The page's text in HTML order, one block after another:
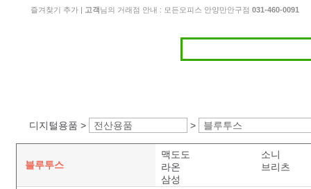
즐겨찾기 추가| 고객님의 거래점 안내 : 모든오피스 안양만안구점 031-460-0091
디지털용품 > 전산용품 > 블루투스
블루투스
맥도도
소니
라온
브리츠
삼성